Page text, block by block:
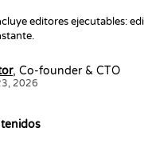
editores ejecutables:
, Co-founder & CTO
2026